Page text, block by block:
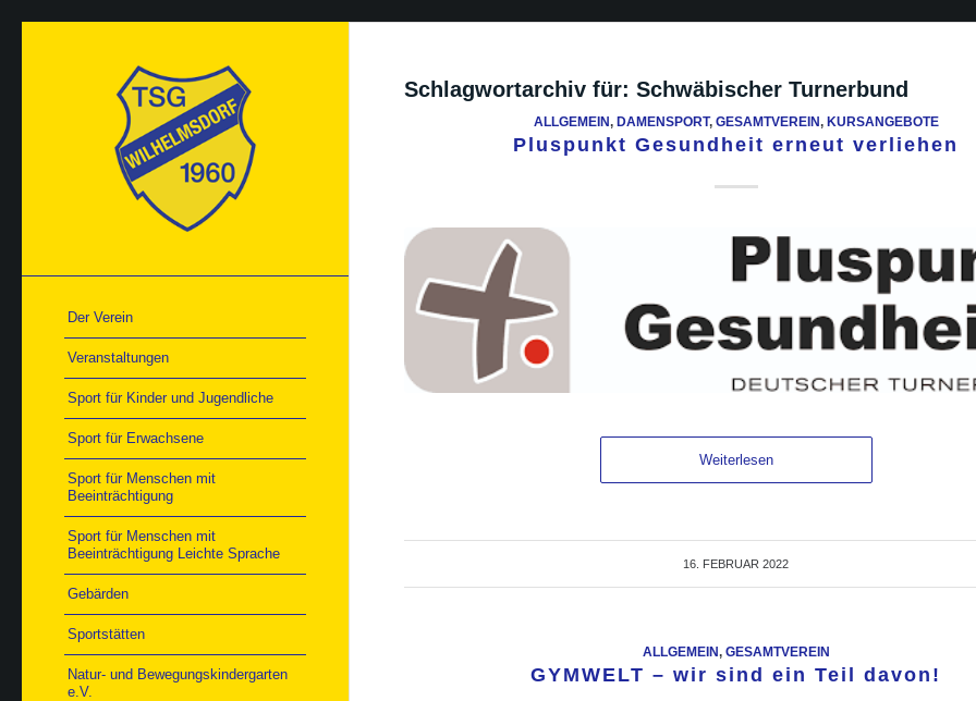
Der Verein
Veranstaltungen
Sport für Kinder und Jugendliche
Sport für Erwachsene
Sport für Menschen mit
Beeinträchtigung
Sport für Menschen mit
Beeinträchtigung Leichte Sprache
Gebärden
Sportstätten
Natur- und Bewegungskindergarten
e.V.
Schlagwortarchiv für: Schwäbischer Turnerbund
ALLGEMEIN, DAMENSPORT, GESAMTVEREIN, KURSANGEBOTE
Pluspunkt Gesundheit erneut verliehen
Weiterlesen
16. FEBRUAR 2022
ALLGEMEIN, GESAMTVEREIN
GYMWELT – wir sind ein Teil davon!